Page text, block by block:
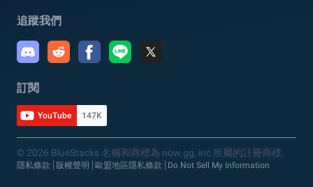
追蹤我們
訂閱
YouTube 147K
© 2026 BlueStacks 名稱和商標為 now.gg, inc 所屬的註冊商標。
隱私條款 版權聲明 歐盟地區隱私條款 Do Not Sell My Information